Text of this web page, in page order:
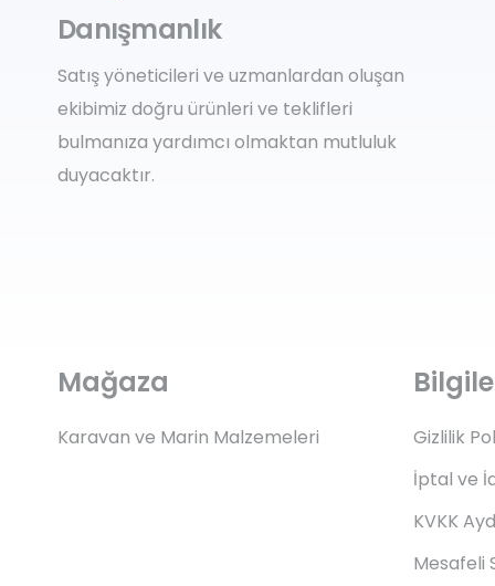
Danışmanlık
Satış yöneticileri ve uzmanlardan oluşan
ekibimiz doğru ürünleri ve teklifleri
bulmanıza yardımcı olmaktan mutluluk
duyacaktır.
Mağaza
Karavan ve Marin Malzemeleri
Gizlilik
İptal ve
KVKK
Mesafeli